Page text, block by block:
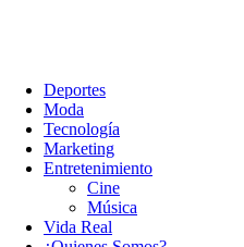
Deportes
Moda
Tecnología
Marketing
Entretenimiento
Cine
Música
Vida Real